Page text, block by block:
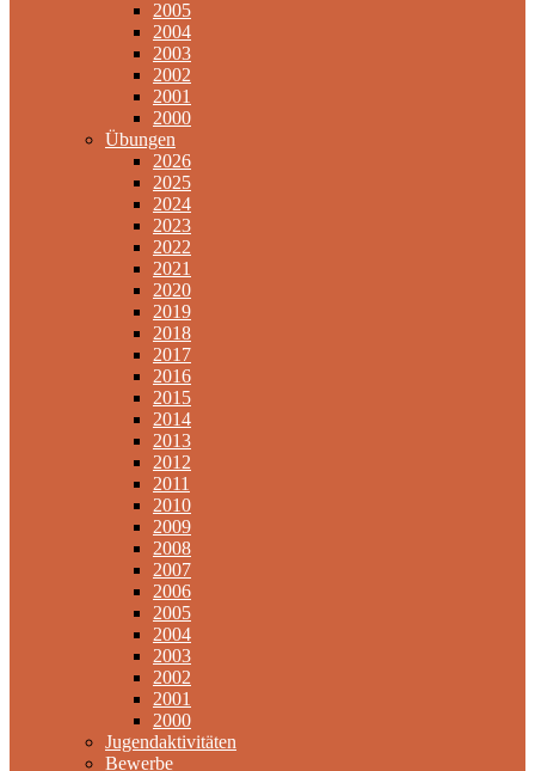
2005
2004
2003
2002
2001
2000
Übungen
2026
2025
2024
2023
2022
2021
2020
2019
2018
2017
2016
2015
2014
2013
2012
2011
2010
2009
2008
2007
2006
2005
2004
2003
2002
2001
2000
Jugendaktivitäten
Bewerbe